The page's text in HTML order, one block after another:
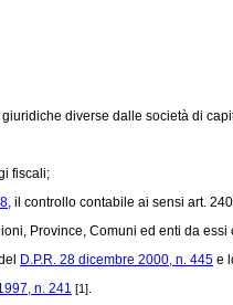
diverse dalle società di
fiscali;
il controllo contabile ai sensi art.
Province, Comuni ed enti da essi
D.P.R. 28 dicembre 2000, n. 445 e
n. 241 [1].